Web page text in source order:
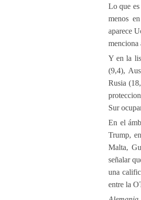
Lo que
menos
aparece
menciona
Y en la
(9,4),
Rusia
Sur
En el
Trump,
Malta,
señalar
una
entre la